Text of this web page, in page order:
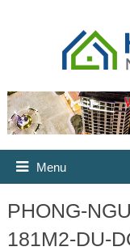
Menu
PHONG-
181M2-DU-